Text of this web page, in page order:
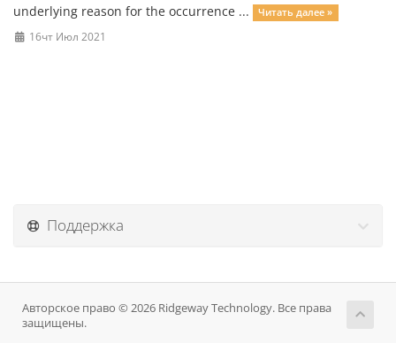
underlying reason for the occurrence ...
Читать далее »
16чт Июл 2021
Поддержка
Авторское право © 2026 Ridgeway Technology. Все права
защищены.